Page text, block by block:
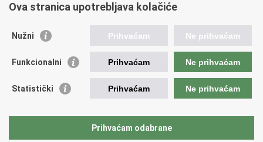
Izjava o pristupačnosti
Ravnopravnost spolova u MORH-u i OSRH
Važne poveznice
Vlada RH
Hrvatski Sabor
Ova stranica upotrebljava kolačiće
Nužni Prihvaćam Ne prihvaćam
Funkcionalni Prihvaćam Ne prihvaćam
Statistički Prihvaćam Ne prihvaćam
Prihvaćam odabrane